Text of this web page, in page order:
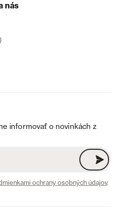
nás
informovať o novinkách z
ochrany osobných údajov.